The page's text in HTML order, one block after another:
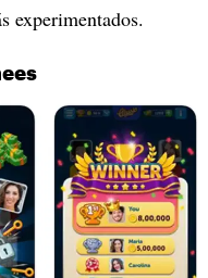
experimentados.